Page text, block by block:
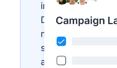
interminables ?
Donorbox Tasks.
maintenant
simplifier toutes
administratives